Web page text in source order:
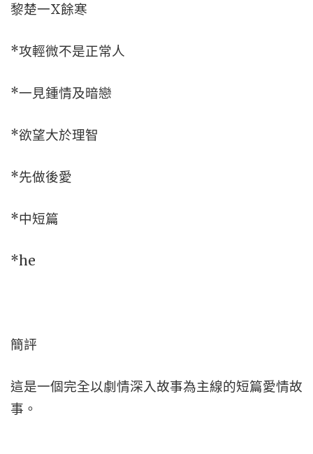
黎楚一X餘寒
*攻輕微不是正常人
*一見鍾情及暗戀
*欲望大於理智
*先做後愛
*中短篇
*he
簡評
這是一個完全以劇情深入故事為主線的短篇愛情故
事。